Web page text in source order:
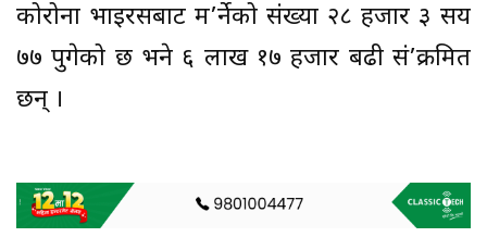
कोरोना भाइरसबाट म’र्नेको संख्या २८ हजार ३ सय
७७ पुगेको छ भने ६ लाख १७ हजार बढी सं’क्रमित
छन् ।